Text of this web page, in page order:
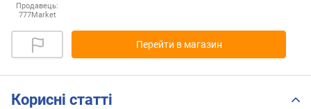
Продавець:
777Market
Перейти в магазин
Корисні статті